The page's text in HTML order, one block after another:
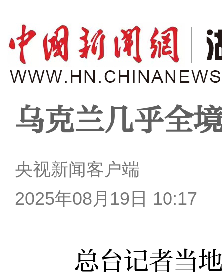
乌克兰几乎全
央视新闻客户端
2025年08月19日 10:17
总台记者当地